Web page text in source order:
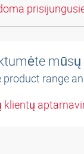
range
klientų